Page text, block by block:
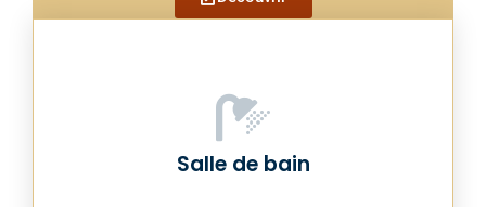
Salle de bain